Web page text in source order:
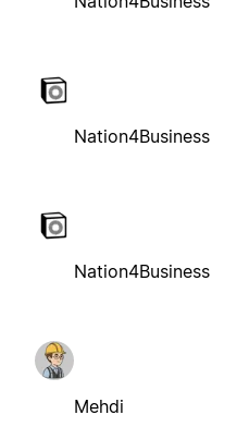
Nation4Business
Nation4Business
Mehdi